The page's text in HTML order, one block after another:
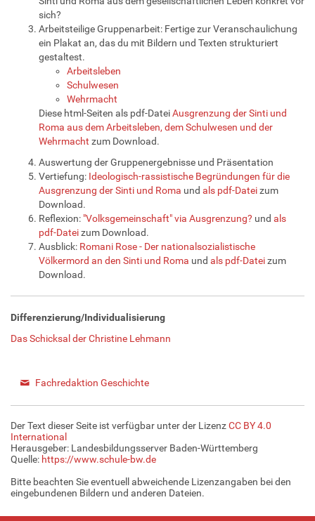
sich?
Arbeitsteilige Gruppenarbeit: Fertige zur Veranschaulichung
ein Plakat an, das du mit Bildern und Texten strukturiert
gestaltest.
Arbeitsleben
Schulwesen
Wehrmacht
Diese html-Seiten als pdf-DateiAusgrenzung der Sinti und
Roma aus dem Arbeitsleben, dem Schulwesen und der
Wehrmacht zum Download.
Auswertung der Gruppenergebnisse und Präsentation
Vertiefung: Ideologisch-rassistische Begründungen für die
Ausgrenzung der Sinti und Roma und als pdf-Dateizum
Download.
Reflexion: "Volksgemeinschaft" via Ausgrenzung? und als
pdf-Dateizum Download.
Ausblick: Romani Rose - Der nationalsozialistische
Völkermord an den Sinti und Roma und als pdf-Dateizum
Download.
Differenzierung/Individualisierung
Das Schicksal der Christine Lehmann
Fachredaktion Geschichte
Der Text dieser Seite ist verfügbar unter der LizenzCC BY 4.0
International
Herausgeber: Landesbildungsserver Baden-Württemberg
Quelle: https://www.schule-bw.de
Bitte beachten Sie eventuell abweichende Lizenzangaben bei den
eingebundenen Bildern und anderen Dateien.